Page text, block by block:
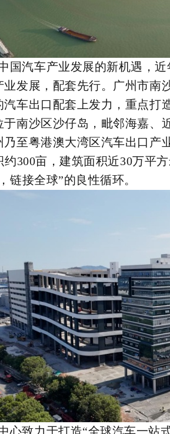
国汽车产业发展的新机遇，
发展，配套先行。广州市南
车出口配套上发力，重点打
南沙区沙仔岛，毗邻海嘉、
至粤港澳大湾区汽车出口产
300亩，建筑面积近30万平
链接全球”的良性循环。
心致力于打造“全球汽车一站